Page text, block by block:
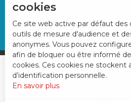
cookies
Ce site web active par défaut des
outils de mesure d'audience et
anonymes. Vous pouvez
afin de bloquer ou être informé
cookies. Ces cookies ne stockent
d’identification personnelle.
En savoir plus